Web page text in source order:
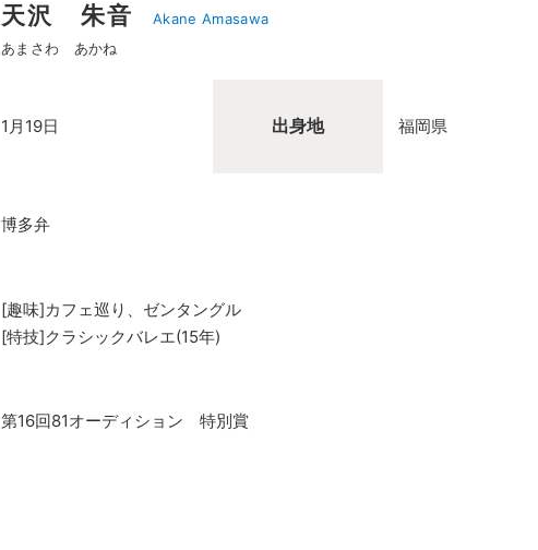
天沢 朱音
Akane Amasawa
あまさわ あかね
1月19日 出身地 福岡県
博多弁
[趣味]カフェ巡り、ゼンタングル
[特技]クラシックバレエ(15年)
第16回81オーディション 特別賞